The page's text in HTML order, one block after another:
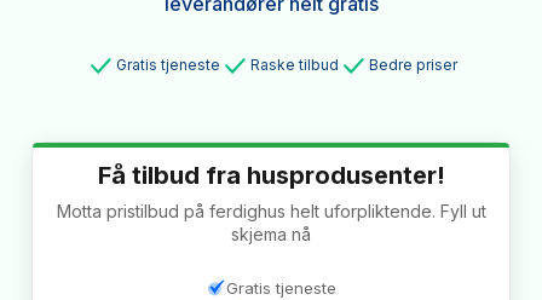
Gratis tjeneste Raske tilbud Bedre priser
Få tilbud fra husprodusenter!
Motta pristilbud på ferdighus helt uforpliktende. Fyll ut
skjema nå
Gratis tjeneste